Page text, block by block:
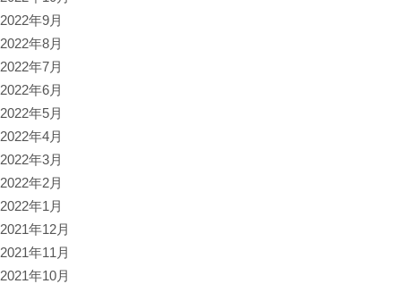
2022年9月
2022年8月
2022年7月
2022年6月
2022年5月
2022年4月
2022年3月
2022年2月
2022年1月
2021年12月
2021年11月
2021年10月